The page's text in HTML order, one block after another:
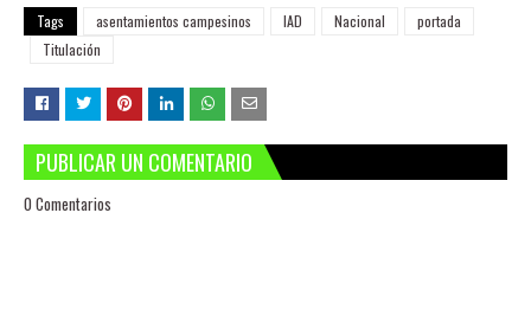
Tags asentamientos campesinos IAD Nacional
portada
Titulación
PUBLICAR UN COMENTARIO
0 Comentarios